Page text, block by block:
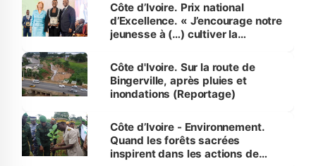
Côte d’Ivoire. Prix national
d’Excellence. « J’encourage notre
jeunesse à (…) cultiver la
(Alassane Ouattara
Côte d'Ivoire. Sur la route de
Bingerville, après pluies et
inondations (Reportage)
Côte d’Ivoire - Environnement.
Quand les forêts sacrées
inspirent dans les actions de